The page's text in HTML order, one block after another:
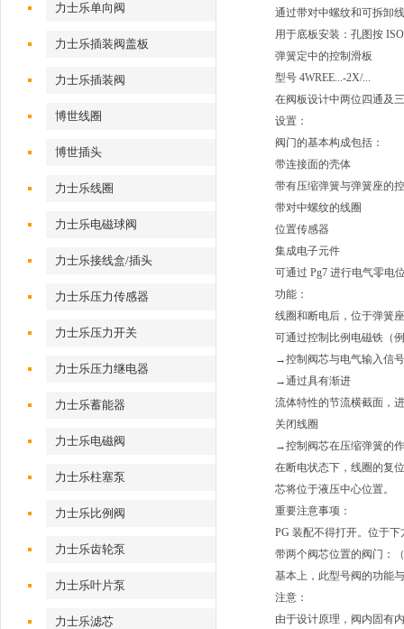
力士乐单向阀
力士乐插装阀盖板
力士乐插装阀
博世线圈
博世插头
力士乐线圈
力士乐电磁球阀
力士乐接线盒/插头
力士乐压力传感器
力士乐压力开关
力士乐压力继电器
力士乐蓄能器
力士乐电磁阀
力士乐柱塞泵
力士乐比例阀
力士乐齿轮泵
力士乐叶片泵
力士乐滤芯
通过带对中螺纹和可拆卸
用于底板安装：孔图按
弹簧定中的控制滑板
型号 4WREE...-2X/...
在阀板设计中两位四通及
设置：
阀门的基本构成包括：
带连接面的壳体
带有压缩弹簧与弹簧座的
带对中螺纹的线圈
位置传感器
集成电子元件
可通过 Pg7 进行电气零电
功能：
线圈和断电后，位于弹簧
可通过控制比例电磁铁（
→控制阀芯与电气输入信
→通过具有渐进
流体特性的节流横截面，
关闭线圈
→控制阀芯在压缩弹簧的
在断电状态下，线圈的复
芯将位于液压中心位置。
重要注意事项：
PG 装配不得打开。位于
带两个阀芯位置的阀门：
基本上，此型号阀的功能
注意：
由于设计原理，阀内固有